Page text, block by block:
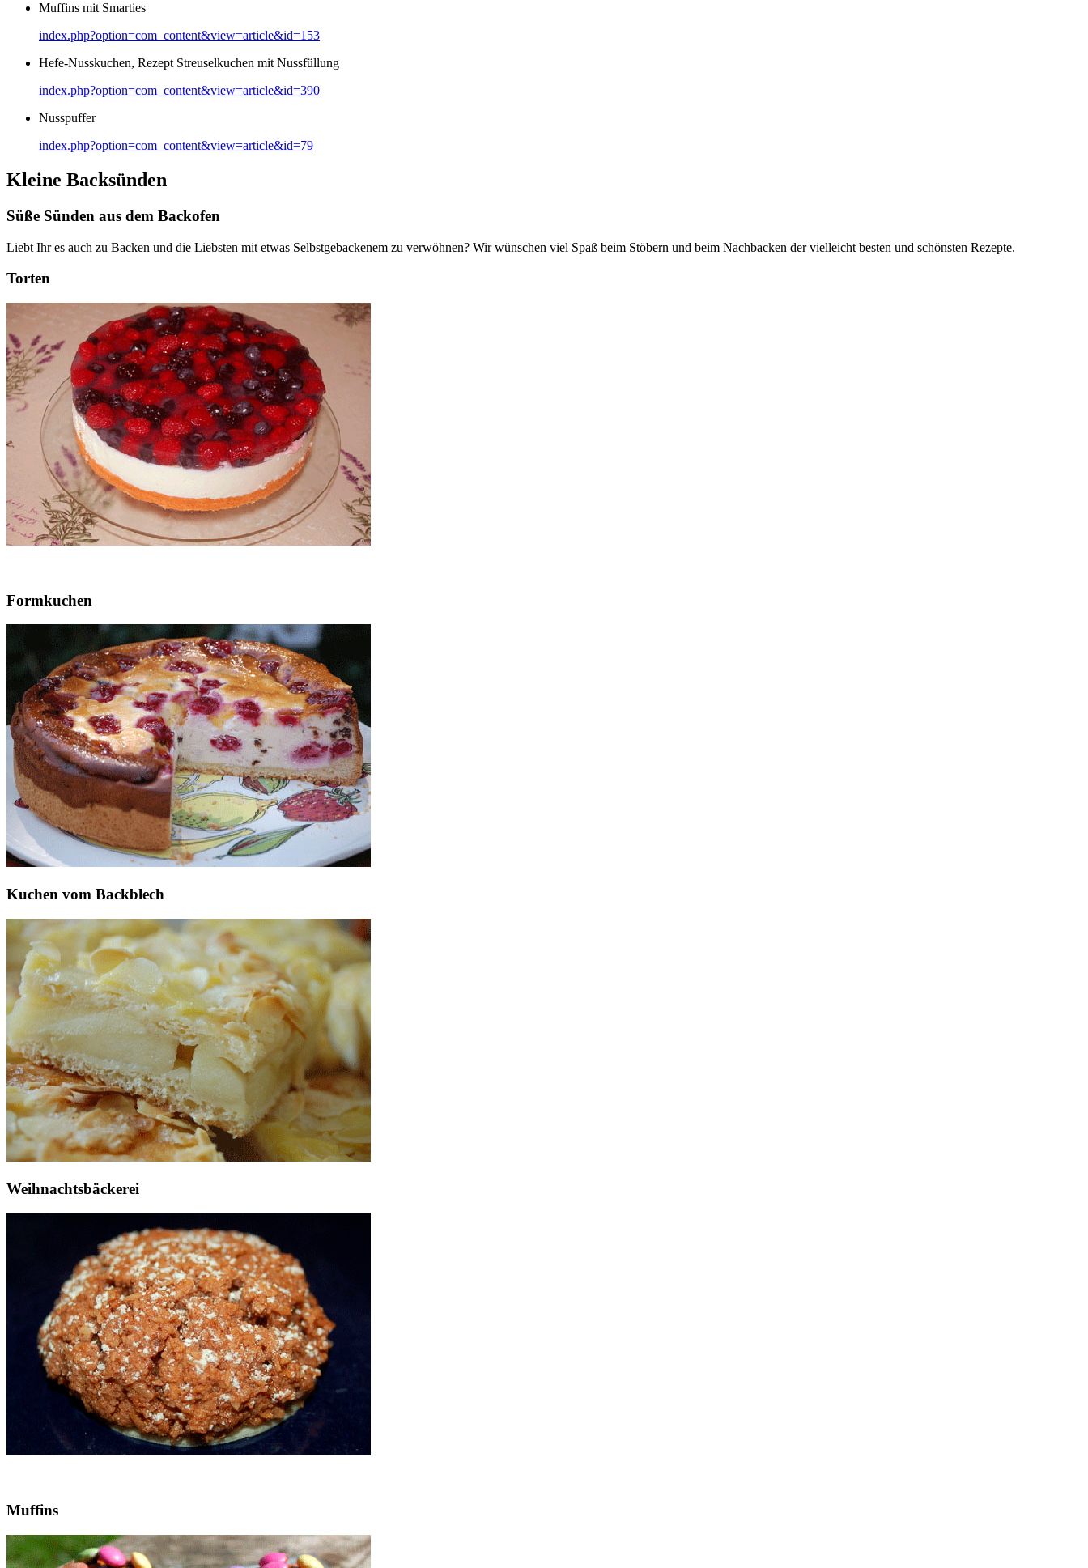
Muffins mit Smarties
index.php?option=com_content&view=article&id=153
Hefe-Nusskuchen, Rezept Streuselkuchen mit Nussfüllung
index.php?option=com_content&view=article&id=390
Nusspuffer
index.php?option=com_content&view=article&id=79
Kleine Backsünden
Süße Sünden aus dem Backofen
Liebt Ihr es auch zu Backen und die Liebsten mit etwas Selbstgebackenem zu verwöhnen? Wir wünschen viel Spaß beim Stöbern und beim Nachbacken der vielleicht besten und schönsten Rezepte.
Torten
Formkuchen
Kuchen vom Backblech
Weihnachtsbäckerei
Muffins